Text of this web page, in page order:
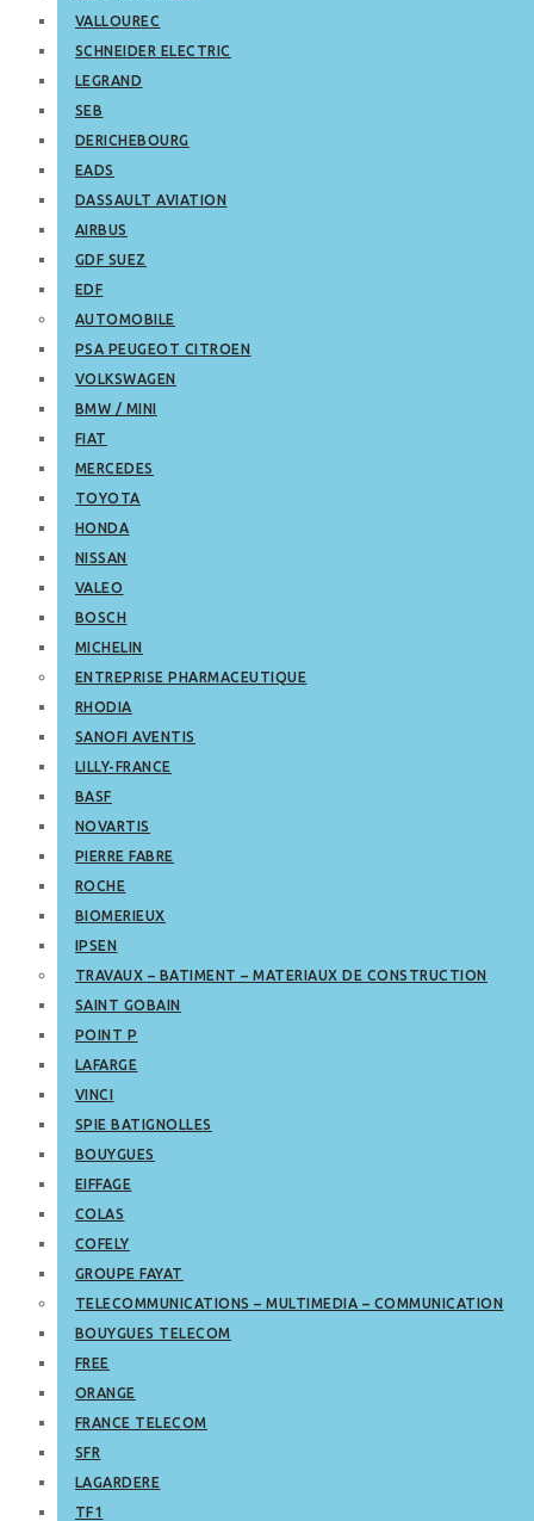
VALLOUREC
SCHNEIDER ELECTRIC
LEGRAND
SEB
DERICHEBOURG
EADS
DASSAULT AVIATION
AIRBUS
GDF SUEZ
EDF
AUTOMOBILE
PSA PEUGEOT CITROEN
VOLKSWAGEN
BMW / MINI
FIAT
MERCEDES
TOYOTA
HONDA
NISSAN
VALEO
BOSCH
MICHELIN
ENTREPRISE PHARMACEUTIQUE
RHODIA
SANOFI AVENTIS
LILLY-FRANCE
BASF
NOVARTIS
PIERRE FABRE
ROCHE
BIOMERIEUX
IPSEN
TRAVAUX – BATIMENT – MATERIAUX DE CONSTRUCTION
SAINT GOBAIN
POINT P
LAFARGE
VINCI
SPIE BATIGNOLLES
BOUYGUES
EIFFAGE
COLAS
COFELY
GROUPE FAYAT
TELECOMMUNICATIONS – MULTIMEDIA – COMMUNICATION
BOUYGUES TELECOM
FREE
ORANGE
FRANCE TELECOM
SFR
LAGARDERE
TF1